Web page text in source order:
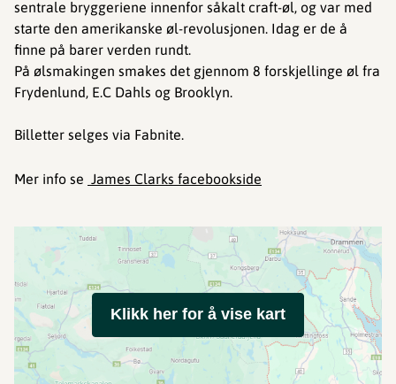
sentrale bryggeriene innenfor såkalt craft-øl, og var med
starte den amerikanske øl-revolusjonen. Idag er de å
finne på barer verden rundt.
På ølsmakingen smakes det gjennom 8 forskjellinge øl fra
Frydenlund, E.C Dahls og Brooklyn.
Billetter selges via Fabnite.
Mer info se James Clarks facebookside
Klikk her for å vise kart